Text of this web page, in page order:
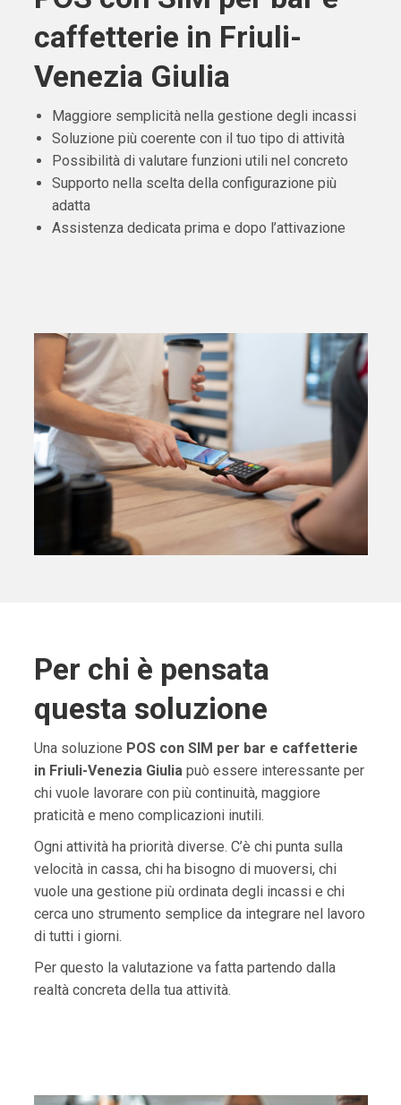
caffetterie in Friuli-
Venezia Giulia
Maggiore semplicità nella gestione degli incassi
Soluzione più coerente con il tuo tipo di attività
Possibilità di valutare funzioni utili nel concreto
Supporto nella scelta della configurazione più
adatta
Assistenza dedicata prima e dopo l’attivazione
Per chi è pensata
questa soluzione
Una soluzione POS con SIM per bar e caffetterie
in Friuli-Venezia Giuliapuò essere interessante per
chi vuole lavorare con più continuità, maggiore
praticità e meno complicazioni inutili.
Ogni attività ha priorità diverse. C’è chi punta sulla
velocità in cassa, chi ha bisogno di muoversi, chi
vuole una gestione più ordinata degli incassi e chi
cerca uno strumento semplice da integrare nel lavoro
di tutti i giorni.
Per questo la valutazione va fatta partendo dalla
realtà concreta della tua attività.